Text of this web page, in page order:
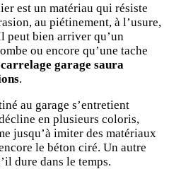
est un matériau qui résiste
au piétinement, à l’usure,
peut bien arriver qu’un
ou encore qu’une tache
garage saura
.
au garage s’entretient
en plusieurs coloris,
jusqu’à imiter des matériaux
le béton ciré. Un autre
dure dans le temps.